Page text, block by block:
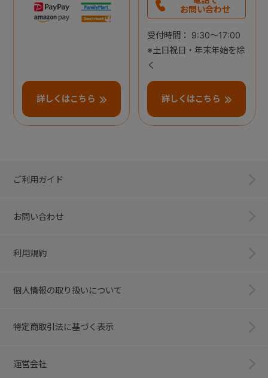
詳しくはこちら
お問い合わせ
受付時間： 9:30～17:00
※土日祝日・年末年始を除
く
詳しくはこちら
ご利用ガイド
お問い合わせ
利用規約
個人情報の取り扱いについて
特定商取引法に基づく表示
運営会社